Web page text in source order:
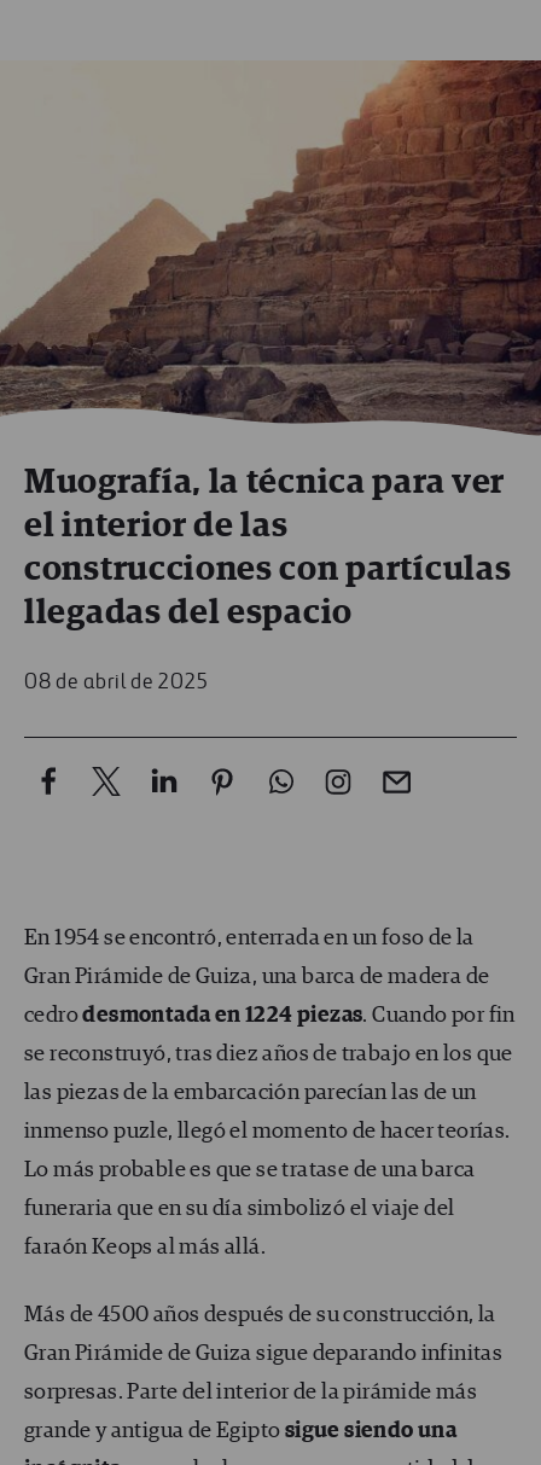
Muografía, la técnica para ver
el interior de las
construcciones con partículas
llegadas del espacio
08 de abril de 2025
En 1954 se encontró, enterrada en un foso de la
Gran Pirámide de Guiza, una barca de madera de
cedrodesmontada en 1224 piezas. Cuando por fin
se reconstruyó, tras diez años de trabajo en los que
las piezas de la embarcación parecían las de un
inmenso puzle, llegó el momento de hacer teorías.
Lo más probable es que se tratase de una barca
funeraria que en su día simbolizó el viaje del
faraón Keops al más allá.
Más de 4500 años después de su construcción, la
Gran Pirámide de Guiza sigue deparando infinitas
sorpresas. Parte del interior de la pirámide más
grande y antigua de Egipto sigue siendo una